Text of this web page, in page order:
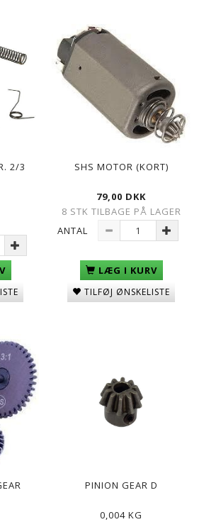
2/3
SHS MOTOR (KORT)
79,00 DKK
8 STK TILBAGE PÅ LAGER
ANTAL
LÆG I KURV
TILFØJ ØNSKELISTE
PINION GEAR D
0,004 KG